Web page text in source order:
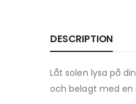
DESCRIPTION
Låt solen lysa på
och belagt med en